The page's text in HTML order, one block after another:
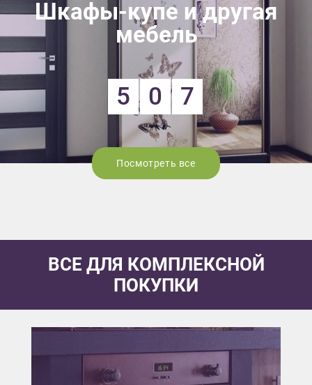
Шкафы-купе и другая
мебель
5 0 7
Посмотреть все
ВСЕ ДЛЯ КОМПЛЕКСНОЙ
ПОКУПКИ